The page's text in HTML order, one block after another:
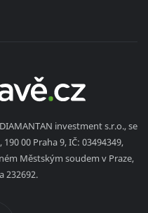
investment s.r.o., se
00 Praha 9, IČ: 03494349,
Městským soudem v Praze,
232692.